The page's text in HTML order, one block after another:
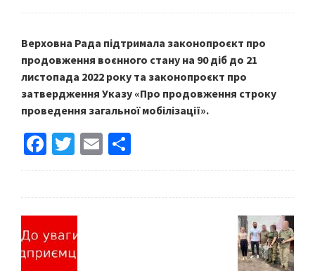
Верховна Рада підтримала законопроєкт про
продовження воєнного стану на 90 діб до 21
листопада 2022 року та законопроєкт про
затвердження Указу «Про продовження строку
проведення загальної мобілізації».
Fa
ce
o
o
k
T
wi
er
E
m h